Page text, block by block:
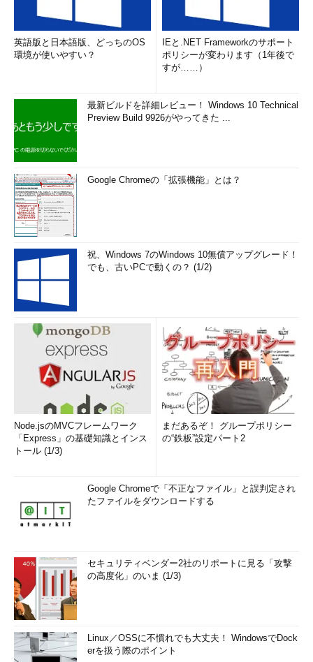
英語版と日本語版、どっちのOS
環境が使いやすい？
IEと.NET Frameworkのサポート
ポリシーが変わります（1年後で
すが……）
最新ビルドを詳細レビュー！ Windows 10 Technical
Preview Build 9926がやってきた ...
Google Chromeの「拡張機能」とは？
祝、Windows 7のWindows 10無償アップグレード！
でも、古いPCで動くの？ (1/2)
Node.jsのMVCフレームワーク
「Express」の基礎知識とインス
トール (1/3)
まだあるぞ！ グループポリシー
の“鉄板”設定パート2
Google Chromeで「不正なファイル」と誤判定され
たファイルをダウンロードする
セキュリティベンダー2社のリポートに見る「攻撃
の高度化」のいま (1/3)
Linux／OSSに不慣れでも大丈夫！ WindowsでDock
erを扱う際のポイント